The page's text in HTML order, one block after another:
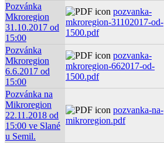
Pozvánka
Mkroregion
31.10.2017 od
15:00
pozvanka-
mkroregion-31102017-od-
1500.pdf
Pozvánka
Mkroregion
6.6.2017 od
15:00
pozvanka-
mkroregion-662017-od-
1500.pdf
Pozvánka na
Mikroregion
22.11.2018 od
15:00 ve Slané
u Semil.
pozvanka-na-
mikroregion.pdf